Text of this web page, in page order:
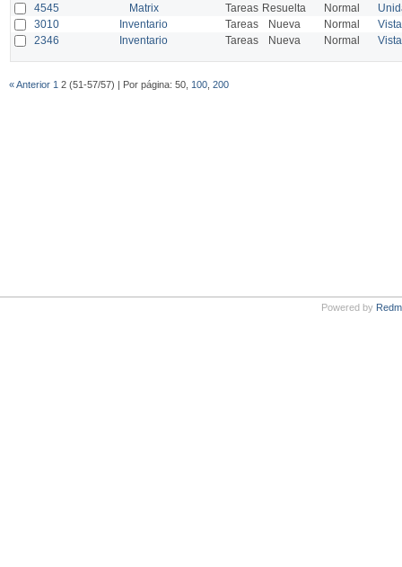
4545 Matrix Tareas Resuelta Normal
3010
Inventario Tareas Nueva Normal
2346
Inventario Tareas Nueva Normal
« Anterior 1 2 (51-57/57) | Por página: 50, 100 200
Powered by